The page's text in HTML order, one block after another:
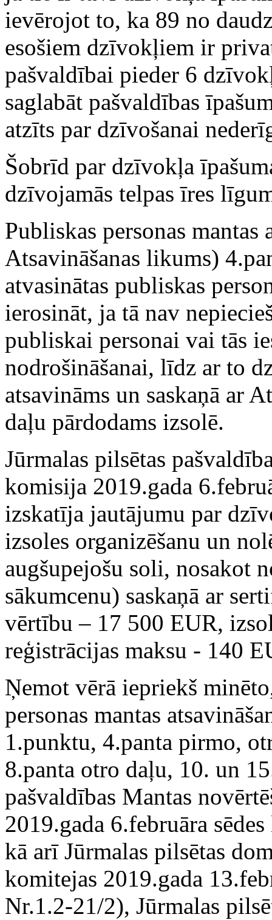
ievērojot to, ka 89 no
esošiem dzīvokļiem ir
pašvaldībai pieder 6
saglabāt pašvaldības
atzīts par dzīvošanai
Šobrīd par dzīvokļa
dzīvojamās telpas īres
Publiskas personas
Atsavināšanas likums)
atvasinātas publiskas
ierosināt, ja tā nav
publiskai personai vai tās
nodrošināšanai, līdz ar to
atsavināms un saskaņā ar
daļu pārdodams izsolē.
Jūrmalas pilsētas
komisija 2019.gada
izskatīja jautājumu par
izsoles organizēšanu un
augšupejošu soli, nosakot
sākumcenu) saskaņā ar
vērtību – 17 500 EUR,
reģistrācijas maksu - 140
Ņemot vērā iepriekš
personas mantas
1.punktu, 4.panta pirmo,
8.panta otro daļu, 10. un
pašvaldības Mantas
2019.gada 6.februāra
kā arī Jūrmalas pilsētas
komitejas 2019.gada
Nr.1.2-21/2), Jūrmalas